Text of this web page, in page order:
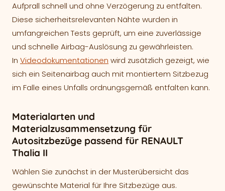
Aufprall schnell und ohne Verzögerung zu entfalten.
Diese sicherheitsrelevanten Nähte wurden in
umfangreichen Tests geprüft, um eine zuverlässige
und schnelle Airbag-Auslösung zu gewährleisten.
In Videodokumentationen wird zusätzlich gezeigt, wie
sich ein Seitenairbag auch mit montiertem Sitzbezug
im Falle eines Unfalls ordnungsgemäß entfalten kann.
Materialarten und
Materialzusammensetzung für
Autositzbezüge passend für RENAULT
Thalia II
Wählen Sie zunächst in der Musterübersicht das
gewünschte Material für Ihre Sitzbezüge aus.